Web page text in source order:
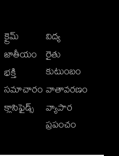
క్రైమ్
జాతీయం
భక్తి
సమాచారం
క్లాసిఫైడ్స్
విద్య
రైతు
కుటుంబం
వాతావరణం
వ్యాపార
ప్రపంచం